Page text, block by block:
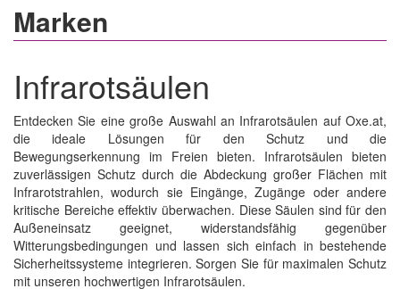
Marken
Infrarotsäulen
Entdecken Sie eine große Auswahl an Infrarotsäulen auf Oxe.at,
die ideale Lösungen für den Schutz und die
Bewegungserkennung im Freien bieten. Infrarotsäulen bieten
zuverlässigen Schutz durch die Abdeckung großer Flächen mit
Infrarotstrahlen, wodurch sie Eingänge, Zugänge oder andere
kritische Bereiche effektiv überwachen. Diese Säulen sind für den
Außeneinsatz geeignet, widerstandsfähig gegenüber
Witterungsbedingungen und lassen sich einfach in bestehende
Sicherheitssysteme integrieren. Sorgen Sie für maximalen Schutz
mit unseren hochwertigen Infrarotsäulen.